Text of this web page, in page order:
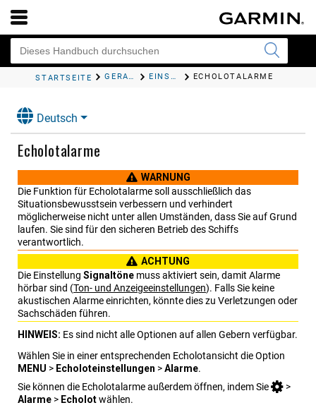
STARTSEITE GERÄTEKONFIGURATION EINSTELLEN VON ALARMEN ECHOLOTALARME
Deutsch
Echolotalarme
WARNUNG
Die Funktion für Echolotalarme soll ausschließlich das
Situationsbewusstsein verbessern und verhindert
möglicherweise nicht unter allen Umständen, dass Sie auf Grund
laufen. Sie sind für den sicheren Betrieb des Schiffs
verantwortlich.
ACHTUNG
Die Einstellung Signaltöne muss aktiviert sein, damit Alarme
hörbar sind (Ton- und Anzeigeeinstellungen). Falls Sie keine
akustischen Alarme einrichten, könnte dies zu Verletzungen oder
Sachschäden führen.
HINWEIS: Es sind nicht alle Optionen auf allen Gebern verfügbar.
Wählen Sie in einer entsprechenden Echolotansicht die Option
MENU > Echoloteinstellungen >Alarme.
Sie können die Echolotalarme außerdem öffnen, indem Sie
>
Alarme > Echolotwählen.